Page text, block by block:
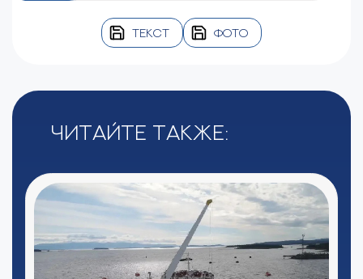
ТЕКСТ ФОТО
Читайте также: